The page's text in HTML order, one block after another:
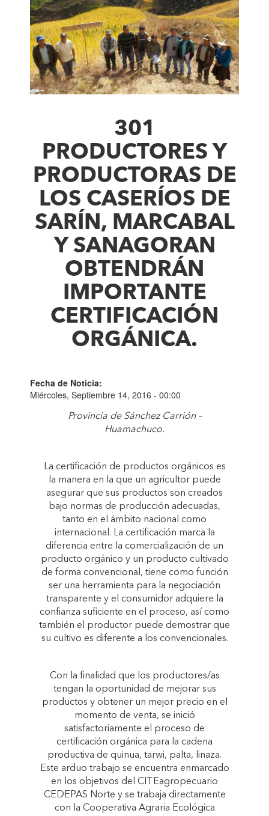
301
PRODUCTORES Y
PRODUCTORAS DE
LOS CASERÍOS DE
SARÍN, MARCABAL
Y SANAGORAN
OBTENDRÁN
IMPORTANTE
CERTIFICACIÓN
ORGÁNICA.
Fecha de Noticia:
Miércoles, Septiembre 14, 2016 - 00:00
Provincia de Sánchez Carrión –
Huamachuco.
La certificación de productos orgánicos es
la manera en la que un agricultor puede
asegurar que sus productos son creados
bajo normas de producción adecuadas,
tanto en el ámbito nacional como
internacional. La certificación marca la
diferencia entre la comercialización de un
producto orgánico y un producto cultivado
de forma convencional, tiene como función
ser una herramienta para la negociación
transparente y el consumidor adquiere la
confianza suficiente en el proceso, así como
también el productor puede demostrar que
su cultivo es diferente a los convencionales.
Con la finalidad que los productores/as
tengan la oportunidad de mejorar sus
productos y obtener un mejor precio en el
momento de venta, se inició
satisfactoriamente el proceso de
certificación orgánica para la cadena
productiva de quinua, tarwi, palta, linaza.
Este arduo trabajo se encuentra enmarcado
en los objetivos del CITEagropecuario
CEDEPAS Norte y se trabaja directamente
con la Cooperativa Agraria Ecológica